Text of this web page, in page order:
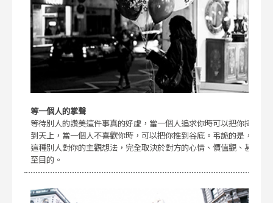
等一個人的掌聲
等待別人的讚美這件事真的好虛，當一個人追求你時可以把你捧
到天上，當一個人不喜歡你時，可以把你推到谷底。弔詭的是，
這種別人對你的主觀想法，完全取決於對方的心情、價值觀、甚
至目的。